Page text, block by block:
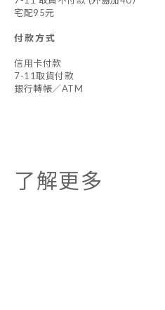
宅配95元
付款方式
信用卡付款
7-11取貨付款
銀行轉帳／ATM
了解更多